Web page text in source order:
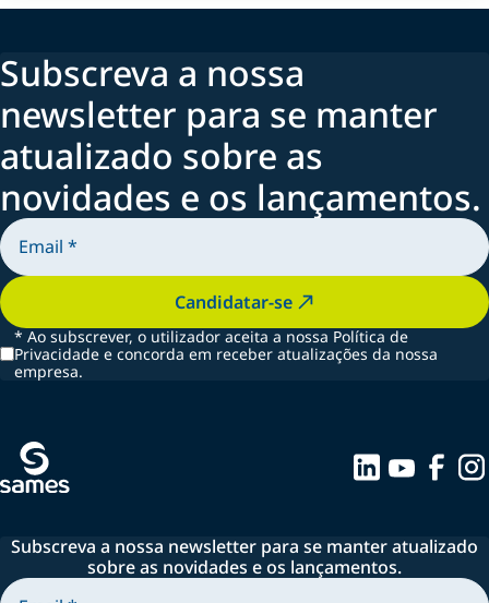
Subscreva a nossa
newsletter para se manter
atualizado sobre as
novidades e os lançamentos.
Candidatar-se
* Ao subscrever, o utilizador aceita a nossa Política de
Privacidade e concorda em receber atualizações da nossa
empresa.
Subscreva a nossa newsletter para se manter atualizado
sobre as novidades e os lançamentos.